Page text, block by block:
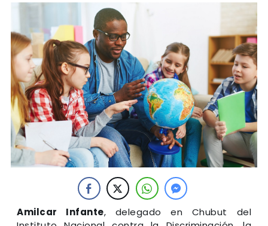
Amilcar Infante, delegado en Chubut del